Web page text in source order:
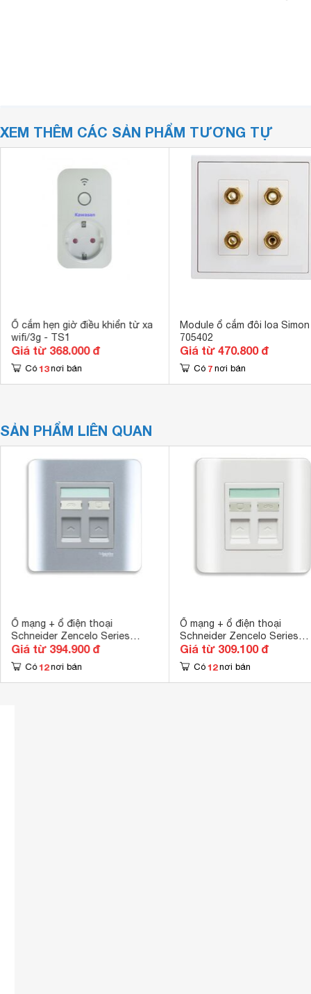
XEM THÊM CÁC SẢN PHẨM TƯƠNG TỰ
Ổ cắm hẹn giờ điều khiển từ xa
wifi/3g - TS1
Giá từ 368.000 đ
Có 13 nơi bán
Module ổ cắm đôi loa Simon
705402
Giá từ 470.800 đ
Có 7 nơi bán
SẢN PHẨM LIÊN QUAN
Ổ mạng + ổ điện thoại
Schneider Zencelo Series
E8432TDRJS_6SA_G19
Giá từ 394.900 đ
Có 12 nơi bán
Ổ mạng + ổ điện thoại
Schneider Zencelo Series
E8432TDRJS_6_G19
Giá từ 309.100 đ
Có 12 nơi bán